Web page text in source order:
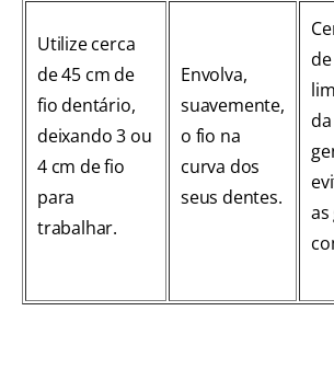
Utilize cerca
de 45 cm de
fio dentário,
deixando 3 ou
4 cm de fio
para
trabalhar.
Envolva,
suavemente,
o fio na
curva dos
seus dentes.
as